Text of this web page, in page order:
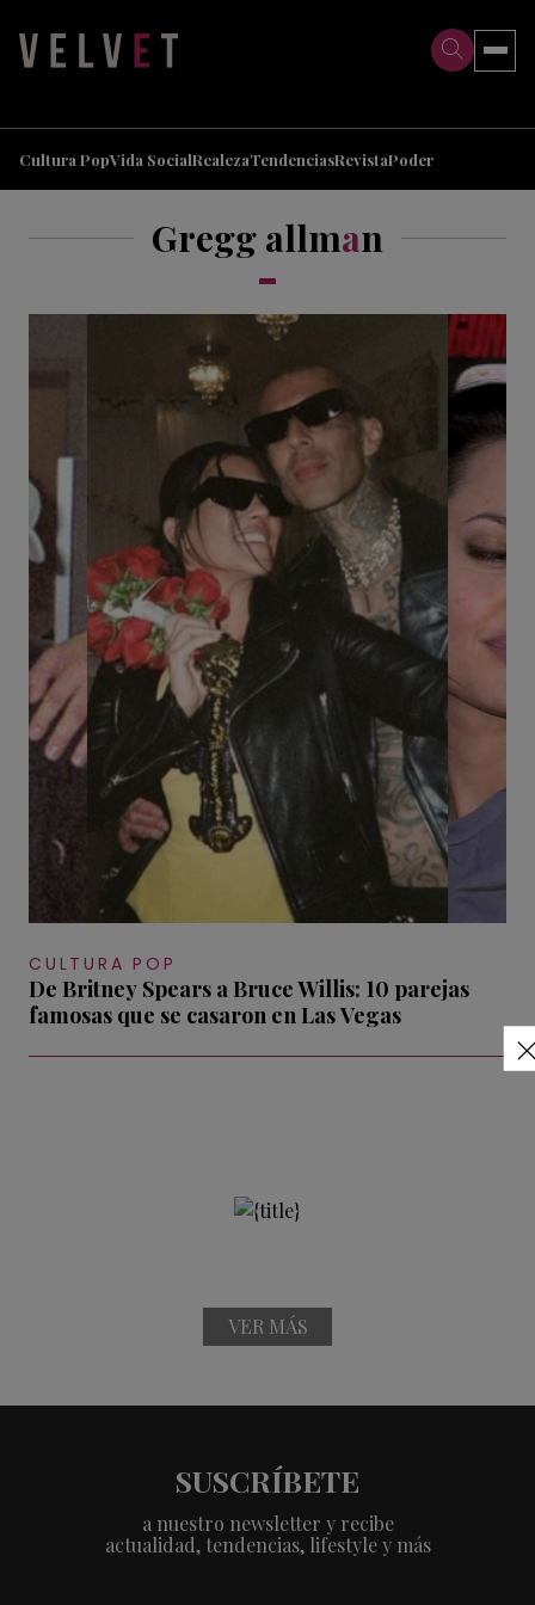
Cultura PopVida SocialRealezaTendenciasRevistaPoder
Gregg allman
CULTURA POP
De Britney Spears a Bruce Willis: 10 parejas
famosas que se casaron en Las Vegas
VER MÁS
SUSCRÍBETE
a nuestro newsletter y recibe
actualidad, tendencias, lifestyle y más